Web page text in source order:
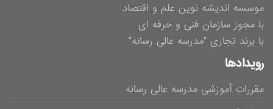
موسسه اندیشه نوین علم و اقتصاد
با مجوز سازمان فنی و حرفه ای
با برند تجاری "مدرسه عالی رسانه"
رویدادها
مقررات آموزشی مدرسه عالی رسانه